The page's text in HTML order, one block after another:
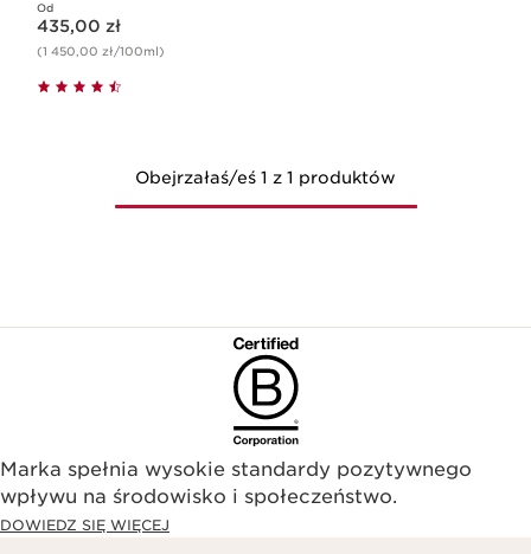
Od
Aktualna cena 435,00 zł
435,00 zł
(1 450,00 zł/100ml)
Obejrzałaś/eś 1 z 1 produktów
Marka spełnia wysokie standardy pozytywnego
wpływu na środowisko i społeczeństwo.​
DOWIEDZ SIĘ WIĘCEJ